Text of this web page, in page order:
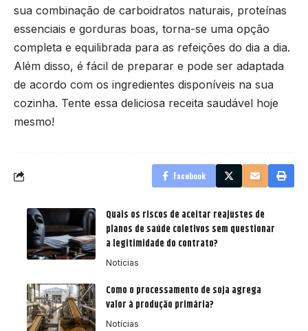
sua combinação de carboidratos naturais, proteínas
essenciais e gorduras boas, torna-se uma opção
completa e equilibrada para as refeições do dia a dia.
Além disso, é fácil de preparar e pode ser adaptada
de acordo com os ingredientes disponíveis na sua
cozinha. Tente essa deliciosa receita saudável hoje
mesmo!
Facebook
Quais os riscos de aceitar reajustes de
planos de saúde coletivos sem questionar
a legitimidade do contrato?
Notícias
Como o processamento de soja agrega
valor à produção primária?
Notícias